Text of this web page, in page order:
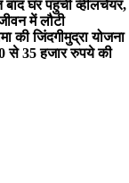
घर पहुंची व्हीलचेयर,
में लौटी
की जिंदगीमुद्रा योजना
से 35 हजार रुपये की